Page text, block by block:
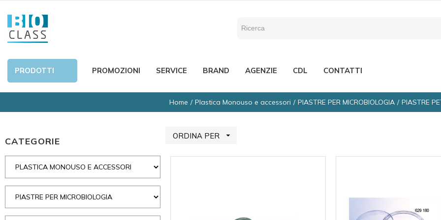
PRODOTTI PROMOZIONI SERVICE BRAND AGENZIE CDL CONTATTI
Home Plastica Monouso e accessori PIASTRE PER MICROBIOLOGIA PIASTRE
CATEGORIE ORDINA PER 